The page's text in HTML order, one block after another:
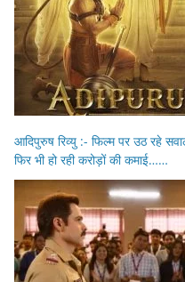
आदिपुरुष रिव्यु :- फिल्म पर उठ रहे
फिर भी हो रही करोड़ों की कमाई……